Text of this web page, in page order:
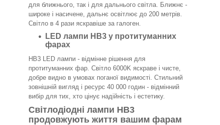
для ближнього, так і для дальнього світла. Ближнє -
широке і насичене, дальнє освітлює до 200 метрів.
Світло в 4 рази яскравіше за галоген.
LED лампи HB3 у протитуманних
фарах
HB3 LED лампи - відмінне рішення для
протитуманних фар. Світло 6000K яскраве і чисте,
добре видно в умовах поганої видимості. Стильний
зовнішній вигляд і ресурс 40 000 годин - відмінний
вибір для тих, хто цінує надійність і естетику.
Світлодіодні лампи HB3
продовжують життя вашим фарам